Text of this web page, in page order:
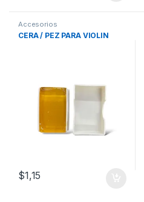
Accesorios
CERA / PEZ PARA VIOLIN
$1,15